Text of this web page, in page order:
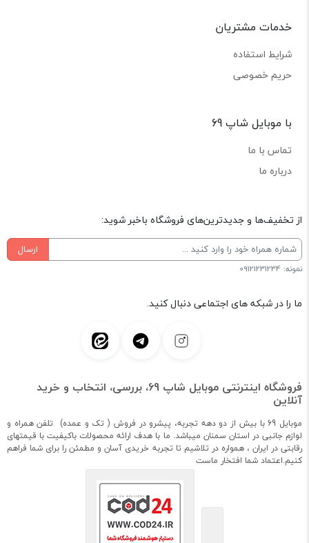
خدمات مشتریان
شرایط استفاده
حریم خصوصی
با موبایل شاپ 69
تماس با ما
درباره ما
از تخفیف‌ها و جدیدترین‌های فروشگاه باخبر شوید:
ارسال
نمونه: 09121231234
ما را در شبکه های اجتماعی دنبال کنید.
فروشگاه اینترنتی موبایل شاپ 69، بررسی، انتخاب و خرید
آنلاین
موبایل 69 با بیش از دو دهه تجربه، پیشرو در فروش ( تک و عمده) تلفن همراه و
لوازم جانبی در استان سمنان میباشد. ما با هدف ارائه محصولات باکیفیت با قیمتهای
رقابتی در ایران ، همواره در تلاشیم تا تجربه خریدی آسان و مطمئن را برای شما فراهم
کنیم.اعتماد شما افتخار ماست